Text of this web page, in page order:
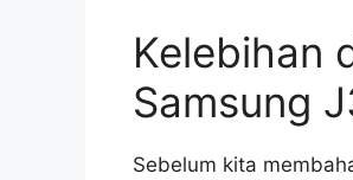
Kelebihan
Samsung
Sebelum kita